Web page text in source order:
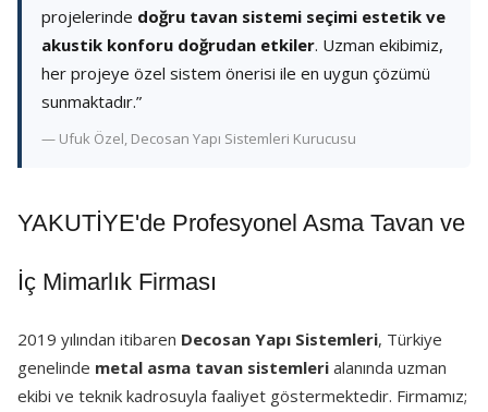
projelerinde doğru tavan sistemi seçimi estetik ve
akustik konforu doğrudan etkiler. Uzman ekibimiz,
her projeye özel sistem önerisi ile en uygun çözümü
sunmaktadır.”
— Ufuk Özel, Decosan Yapı Sistemleri Kurucusu
YAKUTİYE'de Profesyonel Asma Tavan ve
İç Mimarlık Firması
2019 yılından itibaren Decosan Yapı Sistemleri, Türkiye
genelinde metal asma tavan sistemleri alanında uzman
ekibi ve teknik kadrosuyla faaliyet göstermektedir. Firmamız;